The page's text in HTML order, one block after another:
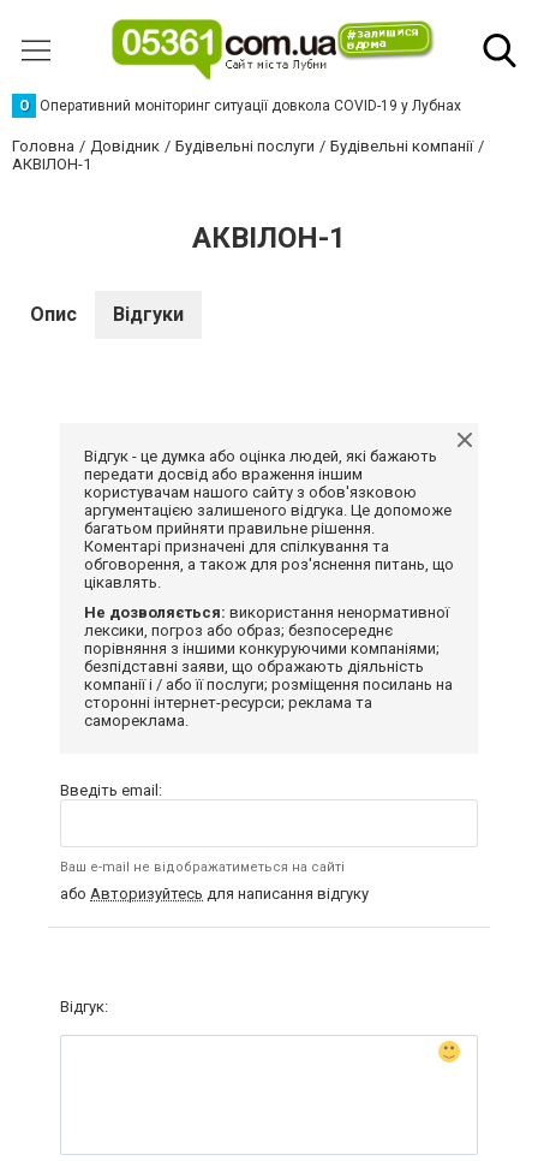
О Оперативний моніторинг ситуації довкола COVID-19 у Лубнах
Головна Довідник Будівельні послуги
Будівельні компанії
АКВІЛОН-1
АКВІЛОН-1
Опис Відгуки
Відгук - це думка або оцінка людей, які бажають
передати досвід або враження іншим
користувачам нашого сайту з обов'язковою
аргументацією залишеного відгука. Це допоможе
багатьом прийняти правильне рішення.
Коментарі призначені для спілкування та
обговорення, а також для роз'яснення питань, що
цікавлять.
Не дозволяється: використання ненормативної
лексики, погроз або образ; безпосереднє
порівняння з іншими конкуруючими компаніями;
безпідставні заяви, що ображають діяльність
компанії і / або її послуги; розміщення посилань на
сторонні інтернет-ресурси; реклама та
самореклама.
Введіть email:
Ваш e-mail не відображатиметься на сайті
або Авторизуйтесь для написання відгуку
Відгук: